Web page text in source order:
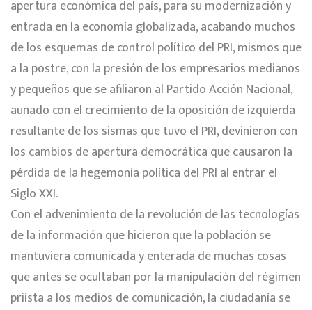
apertura económica del país, para su modernización y
entrada en la economía globalizada, acabando muchos
de los esquemas de control político del PRI, mismos que
a la postre, con la presión de los empresarios medianos
y pequeños que se afiliaron al Partido Acción Nacional,
aunado con el crecimiento de la oposición de izquierda
resultante de los sismas que tuvo el PRI, devinieron con
los cambios de apertura democrática que causaron la
pérdida de la hegemonía política del PRI al entrar el
Siglo XXI.
Con el advenimiento de la revolución de las tecnologías
de la información que hicieron que la población se
mantuviera comunicada y enterada de muchas cosas
que antes se ocultaban por la manipulación del régimen
priista a los medios de comunicación, la ciudadanía se